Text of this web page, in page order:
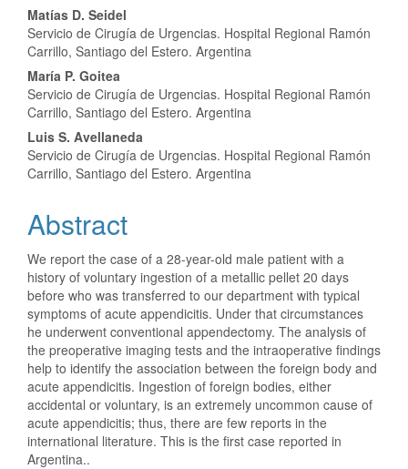
Matías D. Seidel
Servicio de Cirugía de Urgencias. Hospital Regional Ramón
Carrillo, Santiago del Estero. Argentina
María P. Goitea
Servicio de Cirugía de Urgencias. Hospital Regional Ramón
Carrillo, Santiago del Estero. Argentina
Luis S. Avellaneda
Servicio de Cirugía de Urgencias. Hospital Regional Ramón
Carrillo, Santiago del Estero. Argentina
Abstract
We report the case of a 28-year-old male patient with a
history of voluntary ingestion of a metallic pellet 20 days
before who was transferred to our department with typical
symptoms of acute appendicitis. Under that circumstances
he underwent conventional appendectomy. The analysis of
the preoperative imaging tests and the intraoperative findings
help to identify the association between the foreign body and
acute appendicitis. Ingestion of foreign bodies, either
accidental or voluntary, is an extremely uncommon cause of
acute appendicitis; thus, there are few reports in the
international literature. This is the first case reported in
Argentina..